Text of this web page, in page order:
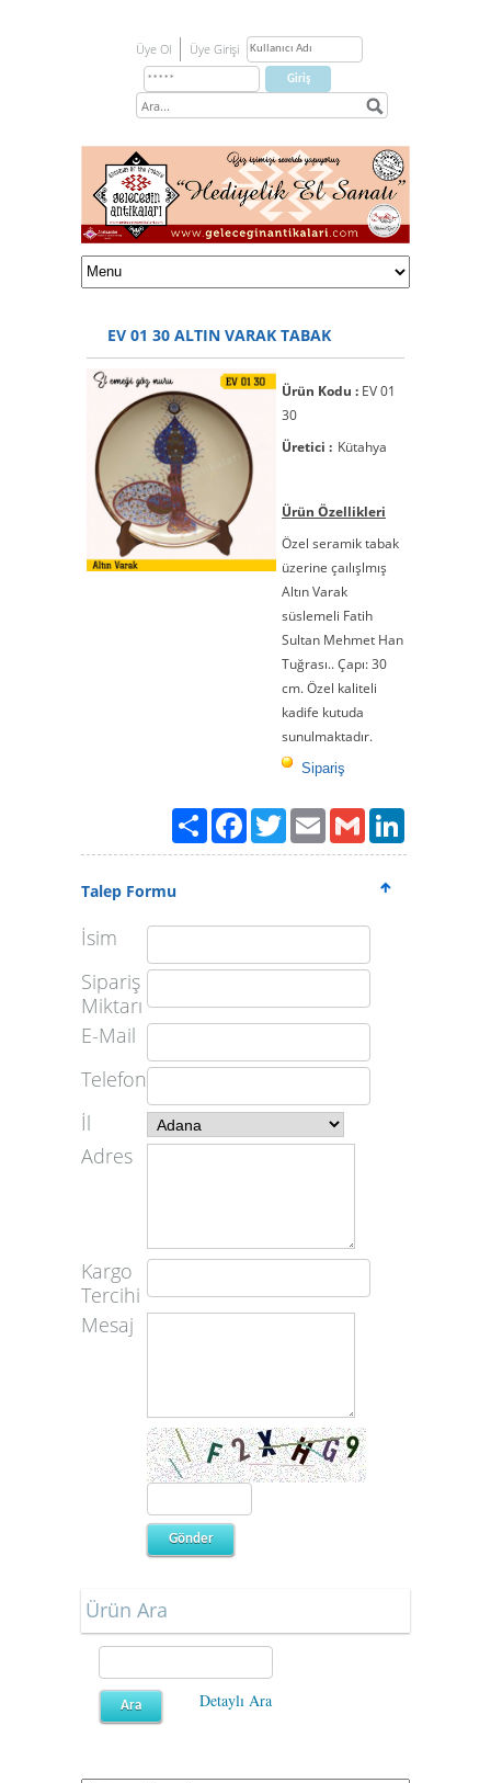
Üye Ol Üye Girişi
EV 01 30 ALTIN VARAK TABAK
Ürün Kodu : EV 01
30
Üretici : Kütahya
Ürün Özellikleri
Özel seramik tabak
üzerine çaılışlmış
Altın Varak
süslemeli Fatih
Sultan Mehmet Han
Tuğrası.. Çapı: 30
cm. Özel kaliteli
kadife kutuda
sunulmaktadır.
Sipariş
PaylaşFacebook
TwitterEmailGmail
Talep Formu
İsim
Sipariş
Miktarı
E-Mail
Telefon
İl
Adres
Kargo
Tercihi
Mesaj
Ürün Ara
Detaylı Ara